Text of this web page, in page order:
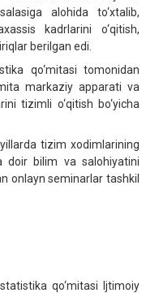
alohida to‘xtalib,
kadrlarini o‘qitish,
berilgan edi.
qo‘mitasi tomonidan
markaziy apparati va
tizimli o‘qitish bo‘yicha
tizim xodimlarining
doir bilim va salohiyatini
onlayn seminarlar tashkil
qo‘mitasi Ijtimoiy